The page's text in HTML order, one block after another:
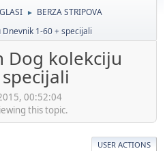
► BERZA STRIPOVA
1-60 + specijali
Dog kolekciju
00:52:04
this topic.
USER ACTIONS